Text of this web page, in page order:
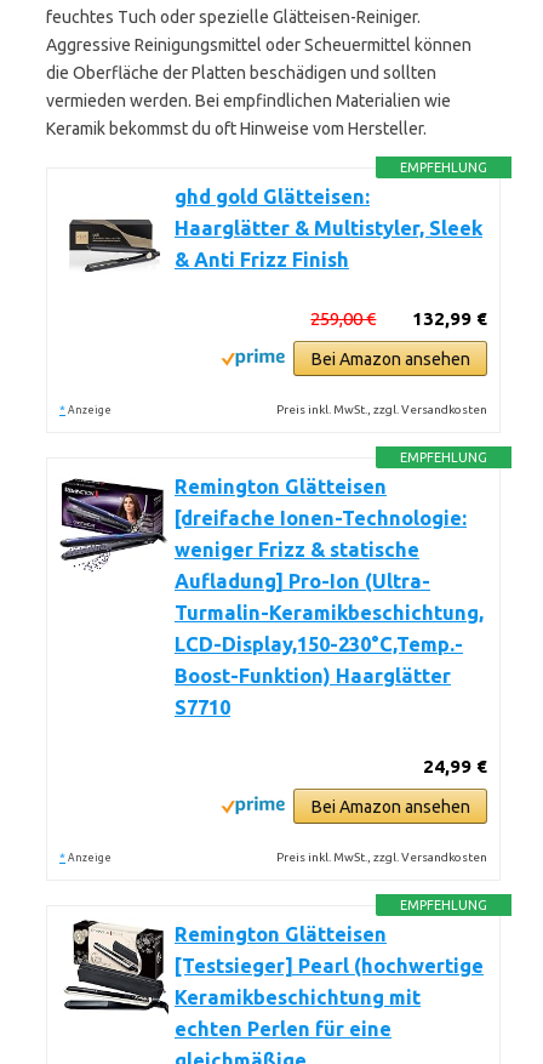
feuchtes Tuch oder spezielle Glätteisen-Reiniger.
Aggressive Reinigungsmittel oder Scheuermittel können
die Oberfläche der Platten beschädigen und sollten
vermieden werden. Bei empfindlichen Materialien wie
Keramik bekommst du oft Hinweise vom Hersteller.
EMPFEHLUNG
ghd gold Glätteisen:
Haarglätter & Multistyler, Sleek
& Anti Frizz Finish
132,99 €
259,00 €
Bei Amazon ansehen
* Anzeige Preis inkl. MwSt., zzgl. Versandkosten
EMPFEHLUNG
Remington Glätteisen
[dreifache Ionen-Technologie:
weniger Frizz & statische
Aufladung] Pro-Ion (Ultra-
Turmalin-Keramikbeschichtung,
LCD-Display,150-230°C,Temp.-
Boost-Funktion) Haarglätter
S7710
24,99 €
Bei Amazon ansehen
* Anzeige Preis inkl. MwSt., zzgl. Versandkosten
EMPFEHLUNG
Remington Glätteisen
[Testsieger] Pearl (hochwertige
Keramikbeschichtung mit
echten Perlen für eine